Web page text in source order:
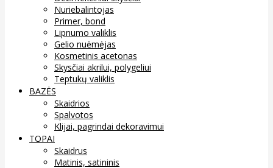
Nuriebalintojas
Primer, bond
Lipnumo valiklis
Gelio nuėmėjas
Kosmetinis acetonas
Skysčiai akrilui, polygeliui
Teptukų valiklis
BAZĖS
Skaidrios
Spalvotos
Klijai, pagrindai dekoravimui
TOPAI
Skaidrus
Matinis, satininis